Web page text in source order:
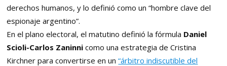
derechos humanos, y lo definió como un “hombre clave del
espionaje argentino”.
En el plano electoral, el matutino definió la fórmula Daniel
Scioli-Carlos Zaninnicomo una estrategia de Cristina
Kirchner para convertirse en un“árbitro indiscutible del